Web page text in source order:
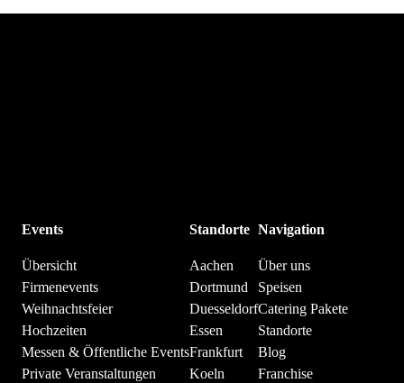
Events
Übersicht
Firmenevents
Weihnachtsfeier
Hochzeiten
Messen & Öffentliche Events
Private Veranstaltungen
Standorte
Aachen
Dortmund
Duesseldorf
Essen
Frankfurt
Koeln
Navigation
Über uns
Speisen
Catering Pakete
Standorte
Blog
Franchise